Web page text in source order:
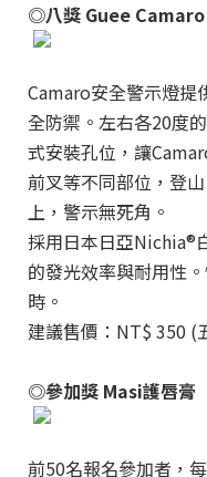
◎八獎 Guee Camaro
Camaro安全警示燈提
全防禦。左右各20度
式安裝孔位，讓
前叉等不同部位，登
上，警示無死角。
採用日本日亞Nichia®
的發光效率與耐用性
時。
建議售價：NT$ 350 (
◎參加獎 Masi護唇膏
前50名報名參加者，